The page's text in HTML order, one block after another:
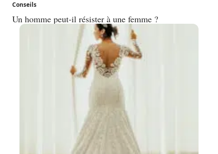
Conseils
Un homme peut-il résister à une femme ?